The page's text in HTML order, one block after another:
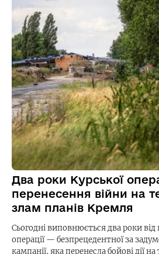
Два роки Курської
перенесення війни на
злам планів Кремля
Сьогодні виповнюється два роки від
операції — безпрецедентної за
кампанії, яка перенесла бойові дії